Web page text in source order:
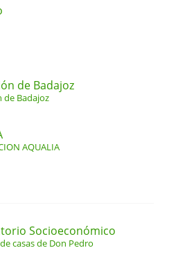
de Badajoz
de Badajoz
AQUALIA
Socioeconómico
casas de Don Pedro